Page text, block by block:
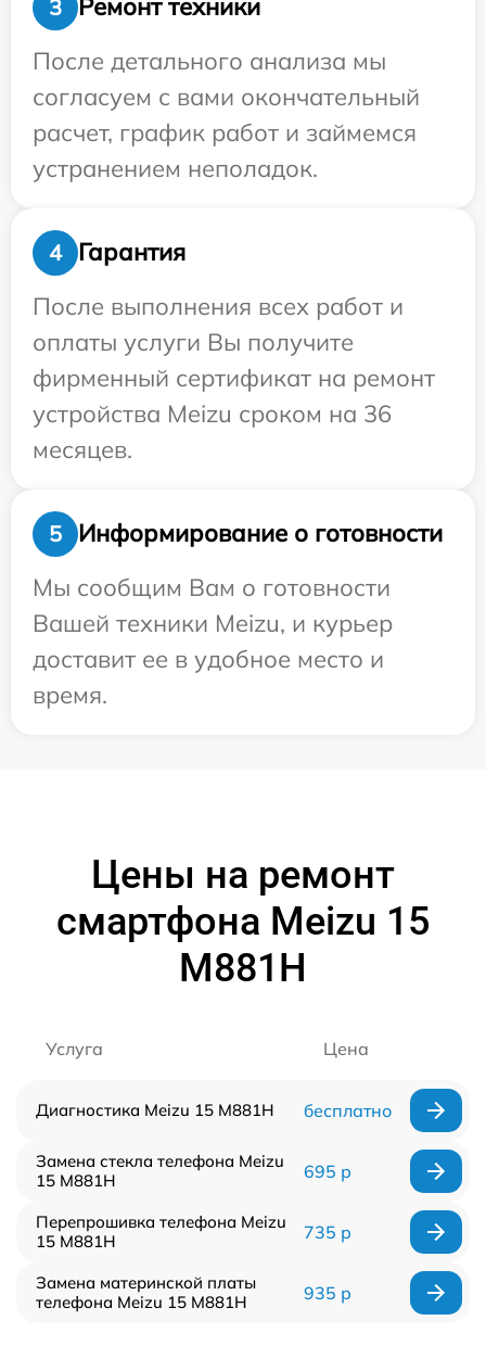
3
Ремонт техники
После детального анализа мы
согласуем с вами окончательный
расчет, график работ и займемся
устранением неполадок.
4
Гарантия
После выполнения всех работ и
оплаты услуги Вы получите
фирменный сертификат на ремонт
устройства Meizu сроком на 36
месяцев.
5
Информирование о готовности
Мы сообщим Вам о готовности
Вашей техники Meizu, и курьер
доставит ее в удобное место и
время.
Цены на ремонт
смартфона Meizu 15
M881H
Услуга Цена
Диагностика Meizu 15 M881H бесплатно
Замена стекла телефона Meizu
15 M881H
695 р
Перепрошивка телефона Meizu
15 M881H
735 р
Замена материнской платы
телефона Meizu 15 M881H
935 р